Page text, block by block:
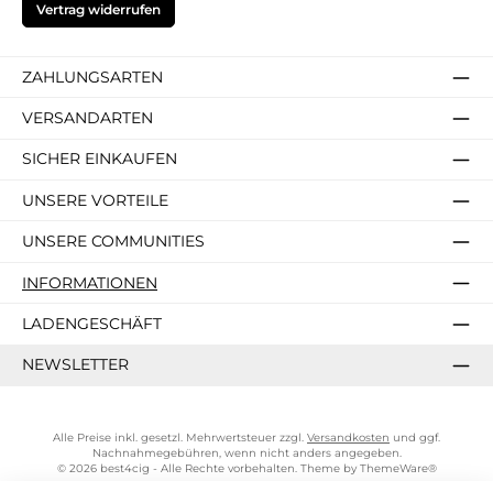
Vertrag widerrufen
ZAHLUNGSARTEN
VERSANDARTEN
SICHER EINKAUFEN
UNSERE VORTEILE
UNSERE COMMUNITIES
INFORMATIONEN
LADENGESCHÄFT
NEWSLETTER
Alle Preise inkl. gesetzl. Mehrwertsteuer zzgl. Versandkosten und ggf.
Nachnahmegebühren, wenn nicht anders angegeben.
© 2026 best4cig - Alle Rechte vorbehalten. Theme by ThemeWare®